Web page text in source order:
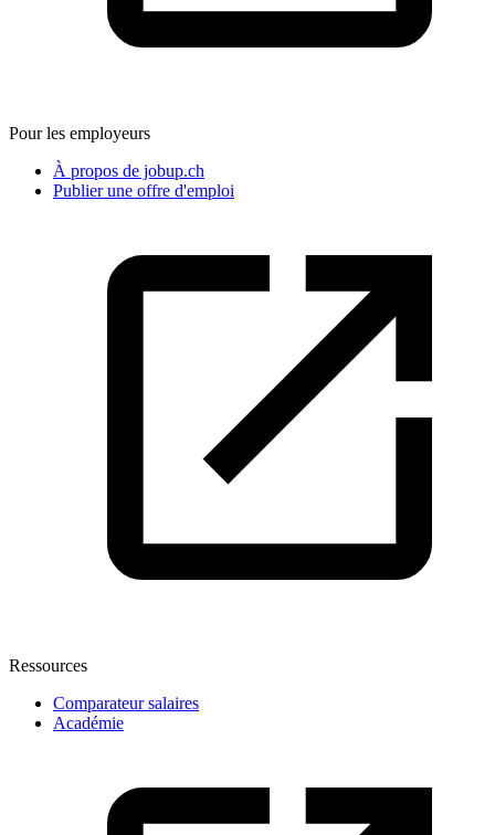
Pour les employeurs
À propos de jobup.ch
Publier une offre d'emploi
Ressources
Comparateur salaires
Académie